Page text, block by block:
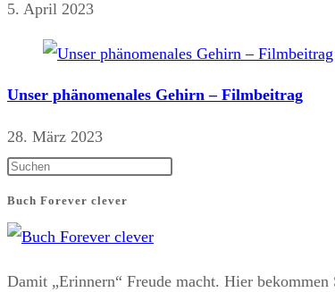
5. April 2023
Unser phänomenales Gehirn – Filmbeitrag
28. März 2023
Press
the
Buch Forever clever
Damit „Erinnern“ Freude macht. Hier